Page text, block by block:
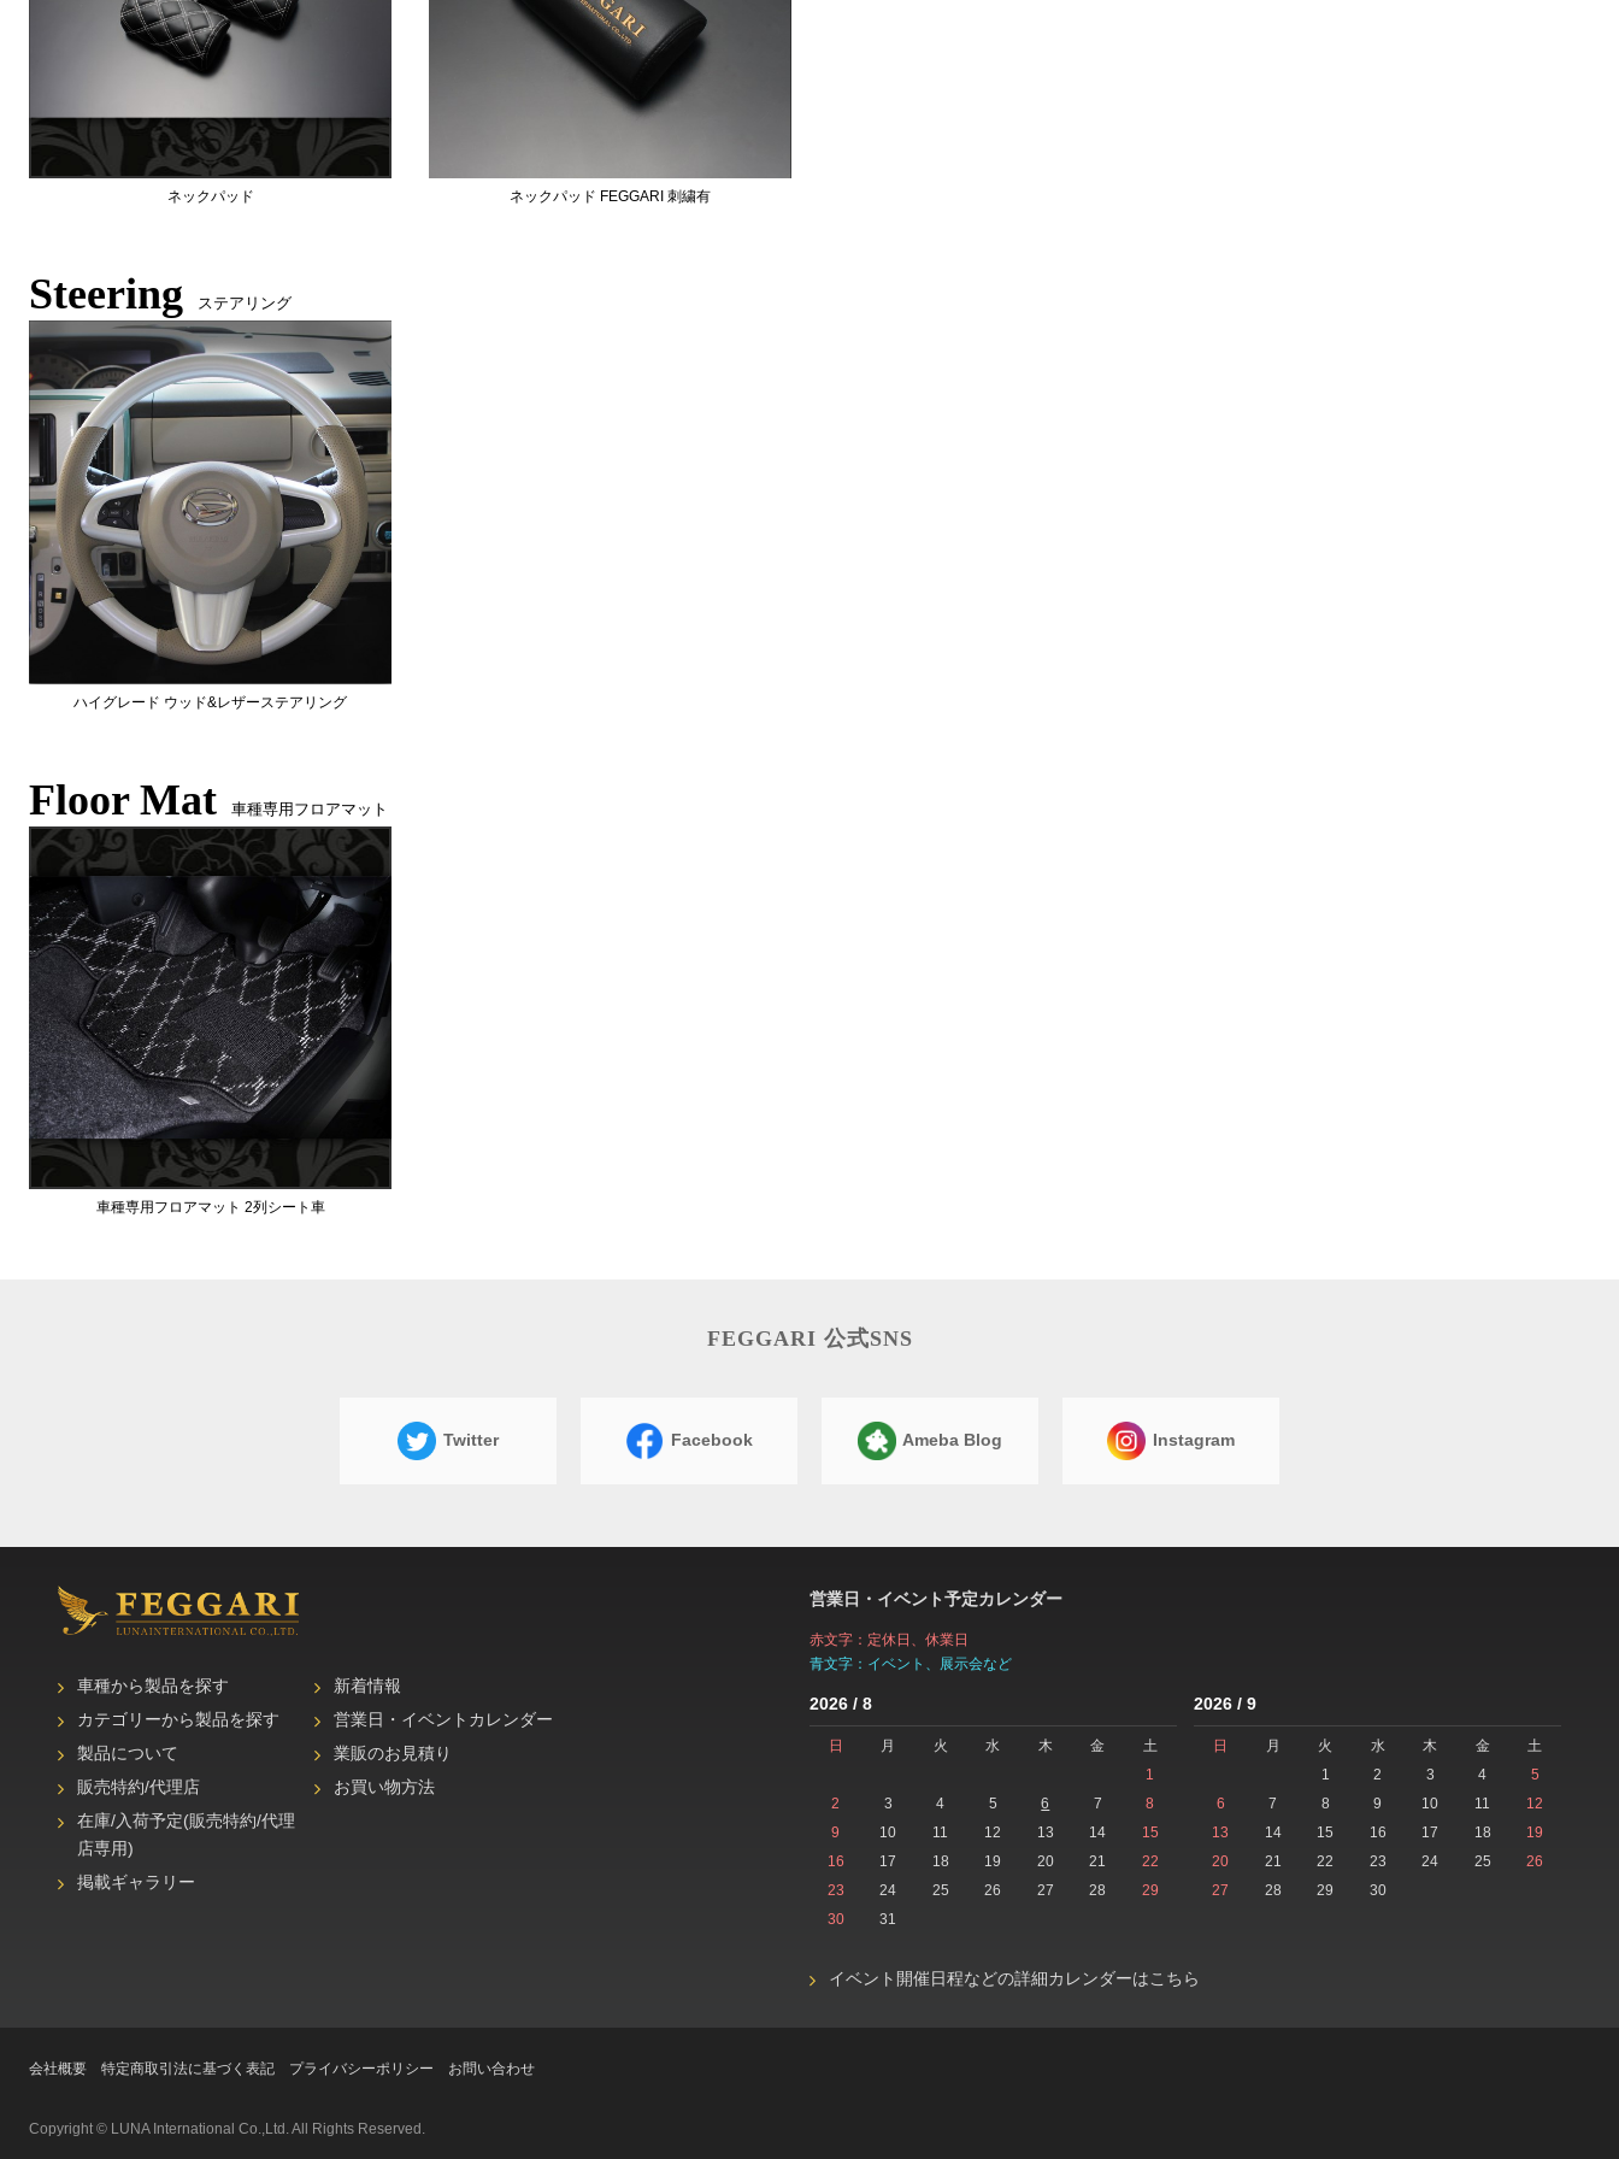
ネックパッド ネックパッド FEGGARI 刺繍有
Steering ステアリング
ハイグレード ウッド&レザーステアリング
Floor Mat 車種専用フロアマット
車種専用フロアマット 2列シート車
FEGGARI 公式SNS
Twitter Facebook Ameba Blog Instagram
車種から製品を探す
カテゴリーから製品を探す
製品について
販売特約/代理店
在庫/入荷予定(販売特約/代理
店専用)
掲載ギャラリー
新着情報
営業日・イベントカレンダー
業販のお見積り
お買い物方法
営業日・イベント予定カレンダー
赤文字：定休日、休業日
青文字：イベント、展示会など
2026 / 8
日 月 火 水 木 金
土
1
2
3 4 5 6 7
8
9
10 11 12 13 14
15
16
17 18 19 20 21
22
23
24 25 26 27 28
29
30
31
2026 / 9
日 月 火 水 木 金
土
1
2 3 4
5
6
7 8 9 10 11
12
13
14 15 16 17 18
19
20
21 22 23 24 25
26
27
28 29 30
イベント開催日程などの詳細カレンダーはこちら
会社概要 特定商取引法に基づく表記 プライバシーポリシー お問い合わせ
Copyright © LUNA International Co.,Ltd. All Rights Reserved.